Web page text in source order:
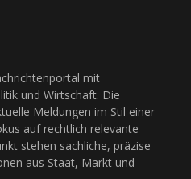
mit
und Wirtschaft. Die
Meldungen im Stil einer
auf rechtlich relevante
stehen sachliche, präzise
aus Staat, Markt und